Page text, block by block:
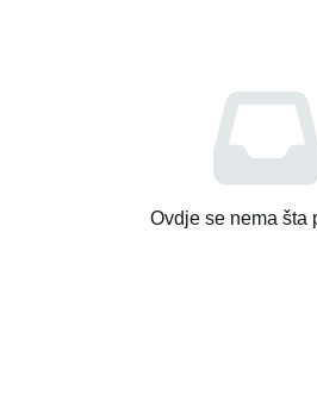
Ovdje se nema šta